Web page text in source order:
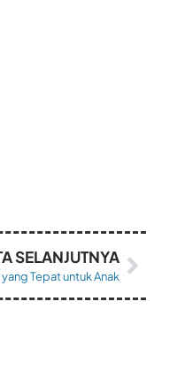
SELANJUTNYA
Tepat untuk Anak